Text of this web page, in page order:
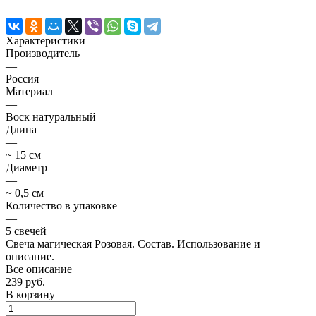
Характеристики
Производитель
—
Россия
Материал
—
Воск натуральный
Длина
—
~ 15 см
Диаметр
—
~ 0,5 см
Количество в упаковке
—
5 свечей
Свеча магическая Розовая. Состав. Использование и
описание.
Все описание
239 руб.
В корзину